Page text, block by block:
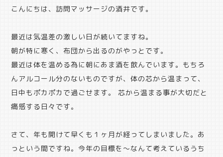
こんにちは、訪問マッサージの酒井です。
最近は気温差の激しい日が続いてますね。
朝が特に寒く、布団から出るのがやっとです。
最近は体を温める為に朝にあま酒を飲んでいます。もちろ
んアルコール分のないものですが、体の芯から温まって、
日中もポカポカで過ごせます。 芯から温まる事が大切だと
痛感する日々です。
さて、年も開けて早くも１ヶ月が経ってしまいました。あ
っという間ですね。今年の目標を～なんて考えているうち